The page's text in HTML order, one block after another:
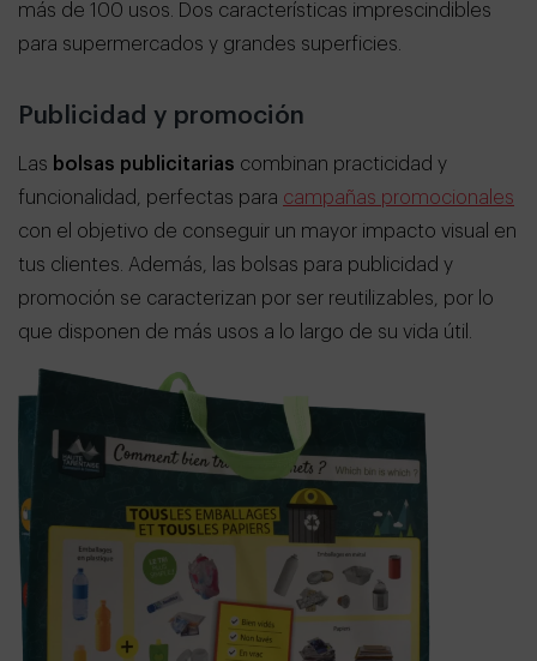
más de 100 usos. Dos características imprescindibles
para supermercados y grandes superficies.
Publicidad y promoción
Las bolsas publicitarias combinan practicidad y
funcionalidad, perfectas para campañas promocionales
con el objetivo de conseguir un mayor impacto visual en
tus clientes. Además, las bolsas para publicidad y
promoción se caracterizan por ser reutilizables, por lo
que disponen de más usos a lo largo de su vida útil.